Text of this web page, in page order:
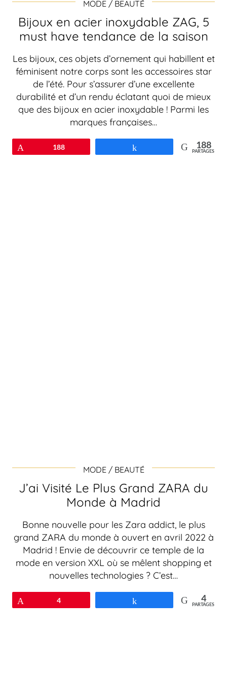
MODE / BEAUTÉ
Bijoux en acier inoxydable ZAG, 5
must have tendance de la saison
Les bijoux, ces objets d’ornement qui habillent et
féminisent notre corps sont les accessoires star
de l’été. Pour s’assurer d’une excellente
durabilité et d’un rendu éclatant quoi de mieux
que des bijoux en acier inoxydable ! Parmi les
marques françaises…
Épingle188 188
PARTAGES
MODE / BEAUTÉ
J’ai Visité Le Plus Grand ZARA du
Monde à Madrid
Bonne nouvelle pour les Zara addict, le plus
grand ZARA du monde à ouvert en avril 2022 à
Madrid ! Envie de découvrir ce temple de la
mode en version XXL où se mêlent shopping et
nouvelles technologies ? C’est…
4 4
PARTAGES